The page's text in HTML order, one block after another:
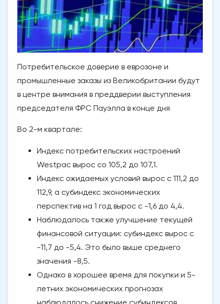
Потребительское доверие в еврозоне и
промышленные заказы из Великобритании будут
в центре внимания в преддверии выступления
председателя ФРС Пауэлла в конце дня
Во 2-м квартале:
Индекс потребительских настроений
Westpac вырос со 105,2 до 107,1.
Индекс ожидаемых условий вырос с 111,2 до
112,9, а субиндекс экономических
перспектив на 1 год вырос с -1,6 до 4,4.
Наблюдалось также улучшение текущей
финансовой ситуации: субиндекс вырос с
-11,7 до -5,4. Это было выше среднего
значения -8,5.
Однако в хорошее время для покупки и 5-
летних экономических прогнозах